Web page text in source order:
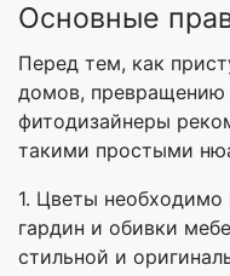
Основные
Перед тем, как
домов, превращению
фитодизайнеры
такими простыми
1. Цветы необходимо
гардин и обивки
стильной и